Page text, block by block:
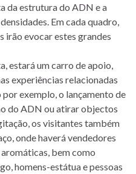
da estrutura do ADN e a
Em cada quadro,
irão evocar estes grandes
estará um carro de apoio,
experiências relacionadas
exemplo, o lançamento de
do ADN ou atirar objectos
os visitantes também
onde haverá vendedores
bem como
homens-estátua e pessoas